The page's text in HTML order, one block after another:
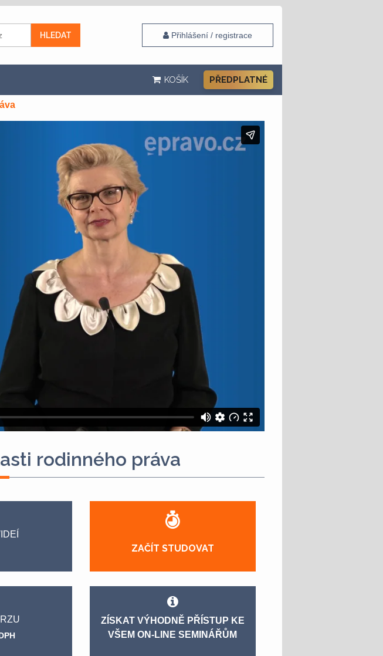
Přihlášení / registrace
KOŠÍK PŘEDPLATNÉ
rodinného práva
ZAČÍT STUDOVAT
ZÍSKAT VÝHODNĚ PŘÍSTUP KE
VŠEM ON-LINE SEMINÁŘŮM